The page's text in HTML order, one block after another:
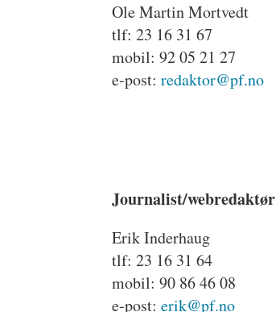
Ole Martin Mortvedt
tlf: 23 16 31 67
mobil: 92 05 21 27
e-post:redaktor@pf.no
Journalist/webredaktør
Erik Inderhaug
tlf: 23 16 31 64
mobil: 90 86 46 08
e-post:erik@pf.no